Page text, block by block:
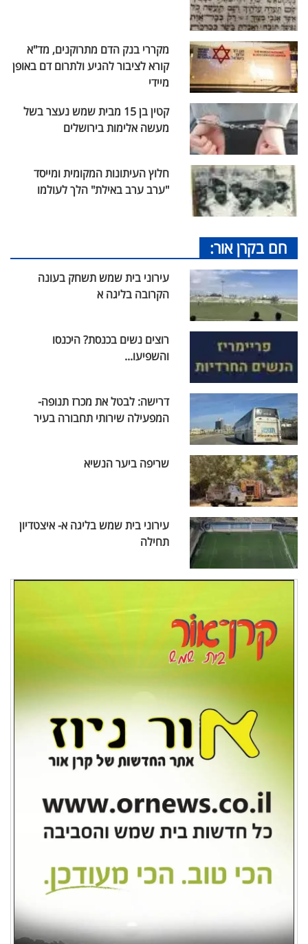
מקררי בנק הדם מתרוקנים, מד"א
קורא לציבור להגיע ולתרום דם באופן
מיידי
קטין בן 15 מבית שמש נעצר בשל
מעשה אלימות בירושלים
חלוץ העיתונות המקומית ומייסד
"ערב ערב באילת" הלך לעולמו
חם בקרן אור:
עירוני בית שמש תשחק בעונה
הקרובה בליגה א
רוצים נשים בכנסת? היכנסו
והשפיעו...
דרישה: לבטל את מכרז תנופה-
המפעילה שירותי תחבורה בעיר
שריפה ביער הנשיא
עירוני בית שמש בליגה א- איצטדיון
תחילה